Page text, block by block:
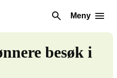
Meny
besøk i